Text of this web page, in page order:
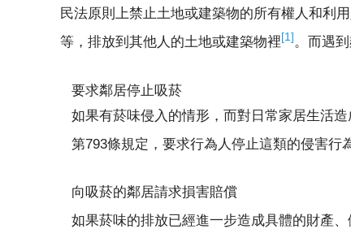
民法原則上禁止土地或建築物的所有權人和利
等，排放到其他人的土地或建築物裡[1]。而遇
要求鄰居停止吸菸
如果有菸味侵入的情形，而對日常家居生活
第793條規定，要求行為人停止這類的侵害行
向吸菸的鄰居請求損害賠償
如果菸味的排放已經進一步造成具體的財產